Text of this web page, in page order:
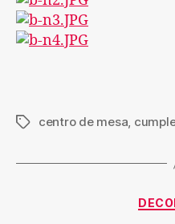
Etiquetas
centro de mesa